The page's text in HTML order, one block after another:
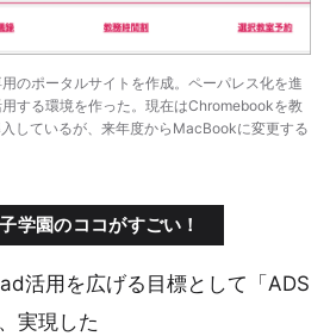
のポータルサイトを作成。ペーパレス化を進
する環境を作った。現在はChromebookを教
しているが、来年度からMacBookに変更する
学園のココがすごい！
活用を広げる目標として「ADS
実現した